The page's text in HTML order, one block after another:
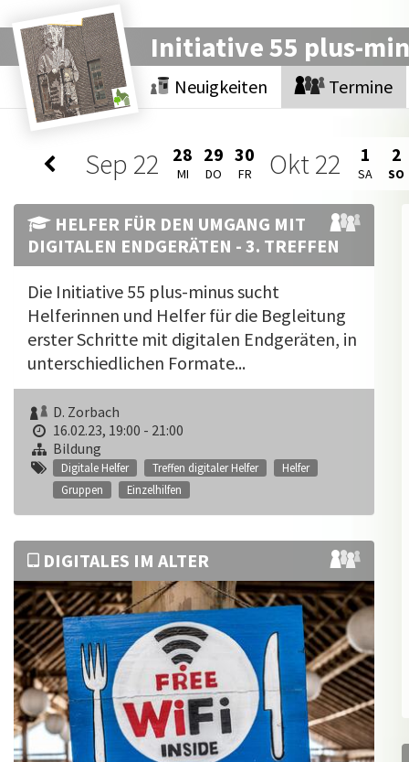
Initiative 55 plus-
Neuigkeiten Termine
Sep 22 28
MI
29
DO
30
FR Okt22 1
SA
2
SO
HELFER FÜR DEN UMGANG MIT
DIGITALEN ENDGERÄTEN - 3. TREFFEN
Die Initiative 55 plus-minus sucht
Helferinnen und Helfer für die Begleitung
erster Schritte mit digitalen Endgeräten, in
unterschiedlichen Formate...
D. Zorbach
16.02.23, 19:00 - 21:00
Bildung
Digitale Helfer Treffen digitaler Helfer
Helfer
Gruppen
Einzelhilfen
DIGITALES IM ALTER